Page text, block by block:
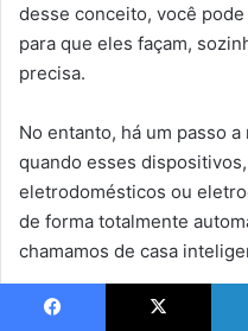
desse conceito, você
para que eles façam,
precisa.
No entanto, há um passo
quando esses
eletrodomésticos ou
de forma totalmente
chamamos de casa
A casa inteligente